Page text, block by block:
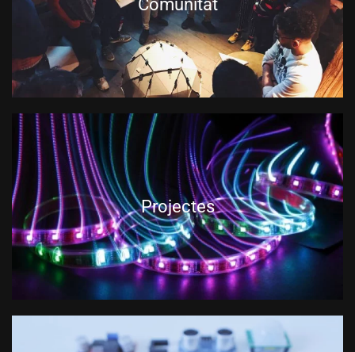
Comunitat
Projectes